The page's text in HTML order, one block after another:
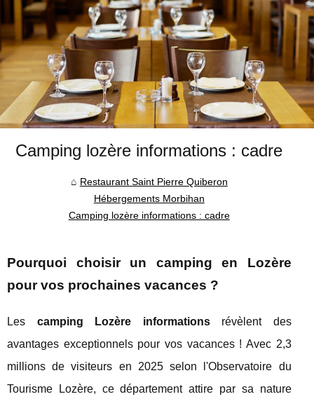
Camping lozère informations : cadre
Restaurant Saint Pierre Quiberon
Hébergements Morbihan
Camping lozère informations : cadre
Pourquoi choisir un camping en Lozère
pour vos prochaines vacances ?
Les camping Lozère informationsrévèlent des
avantages exceptionnels pour vos vacances ! Avec 2,3
millions de visiteurs en 2025 selon l'Observatoire du
Tourisme Lozère, ce département attire par sa nature